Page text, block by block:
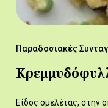
Παραδοσιακές
Είδος ομελέτας, στην